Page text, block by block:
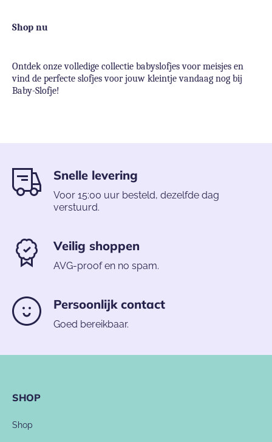
Shop nu
Ontdek onze volledige collectie babyslofjes voor meisjes en
vind de perfecte slofjes voor jouw kleintje vandaag nog bij
Baby-Slofje!
Snelle levering
Voor 15:00 uur besteld, dezelfde dag
verstuurd.
Veilig shoppen
AVG-proof en no spam.
Persoonlijk contact
Goed bereikbaar.
SHOP
Shop